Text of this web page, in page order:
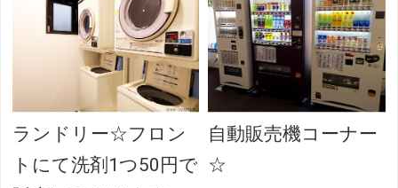
ランドリー☆フロン
トにて洗剤1つ50円で
自動販売機コーナー
☆